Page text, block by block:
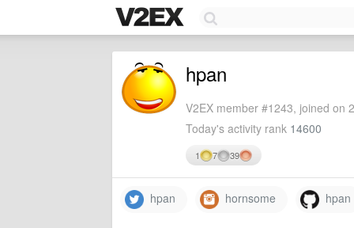
hpan
V2EX member #1243, joined on
Today's activity rank 14600
1 7 39
hpan hornsome hpan